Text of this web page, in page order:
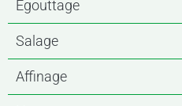
Egouttage
Salage
Affinage